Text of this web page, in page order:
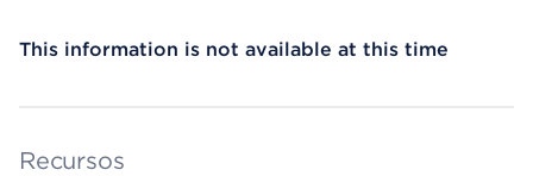
This information is not available at this time
Recursos